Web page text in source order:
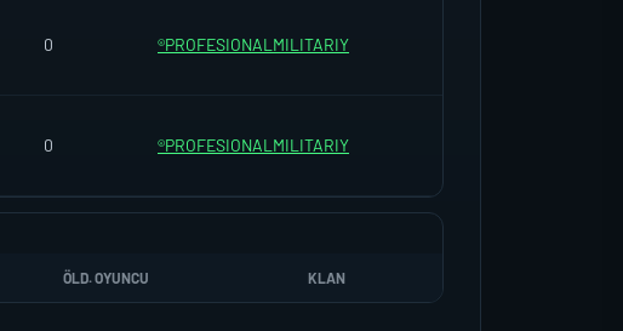
0 ®PROFESIONALMILITARIY
0 ®PROFESIONALMILITARIY
ÖLD. OYUNCU KLAN